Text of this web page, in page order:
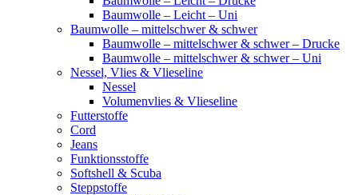
Baumwolle – Leicht – Uni
Baumwolle – mittelschwer & schwer
Baumwolle – mittelschwer & schwer – Drucke
Baumwolle – mittelschwer & schwer – Uni
Nessel, Vlies & Vlieseline
Nessel
Volumenvlies & Vlieseline
Futterstoffe
Cord
Jeans
Funktionsstoffe
Softshell & Scuba
Steppstoffe